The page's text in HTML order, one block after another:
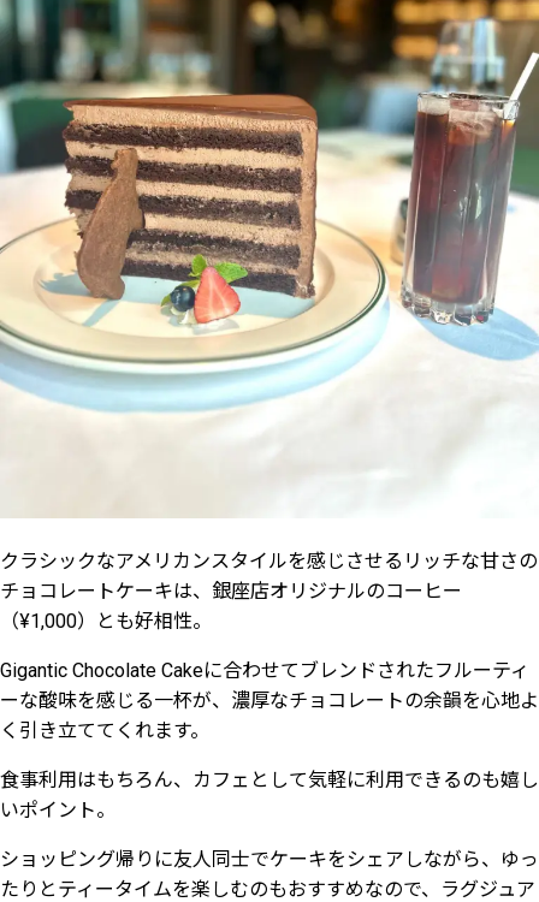
クラシックなアメリカンスタイルを感じさせるリッチな甘さの
チョコレートケーキは、銀座店オリジナルのコーヒー
（¥1,000）とも好相性。
Gigantic Chocolate Cakeに合わせてブレンドされたフルーティ
ーな酸味を感じる一杯が、濃厚なチョコレートの余韻を心地よ
く引き立ててくれます。
食事利用はもちろん、カフェとして気軽に利用できるのも嬉し
いポイント。
ショッピング帰りに友人同士でケーキをシェアしながら、ゆっ
たりとティータイムを楽しむのもおすすめなので、
ラグジュア